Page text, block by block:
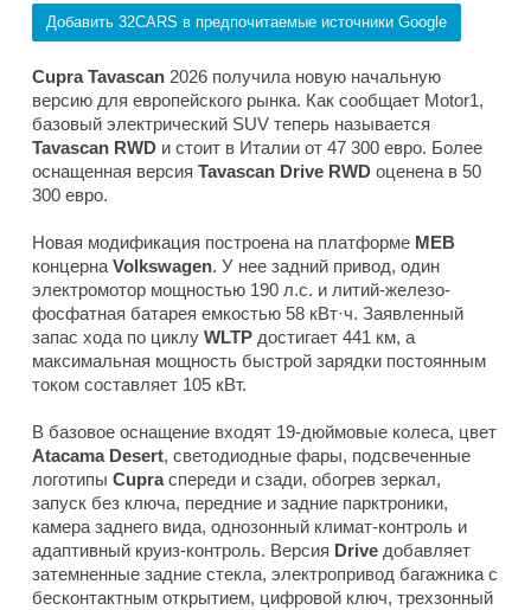
Добавить 32CARS в предпочитаемые источники Google
Cupra Tavascan 2026 получила новую начальную
версию для европейского рынка. Как сообщает Motor1,
базовый электрический SUV теперь называется
Tavascan RWD и стоит в Италии от 47 300 евро. Более
оснащенная версия Tavascan Drive RWD оценена в 50
300 евро.
Новая модификация построена на платформе MEB
концерна Volkswagen. У нее задний привод, один
электромотор мощностью 190 л.с. и литий-железо-
фосфатная батарея емкостью 58 кВт·ч. Заявленный
запас хода по циклу WLTP достигает 441 км, а
максимальная мощность быстрой зарядки постоянным
током составляет 105 кВт.
В базовое оснащение входят 19-дюймовые колеса, цвет
Atacama Desert, светодиодные фары, подсвеченные
логотипы Cupraспереди и сзади, обогрев зеркал,
запуск без ключа, передние и задние парктроники,
камера заднего вида, однозонный климат-контроль и
адаптивный круиз-контроль. Версия Drive добавляет
затемненные задние стекла, электропривод багажника с
бесконтактным открытием, цифровой ключ, трехзонный